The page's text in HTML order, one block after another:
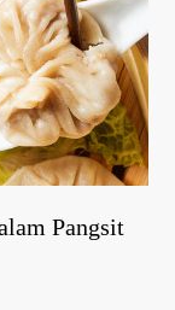
Pangsit